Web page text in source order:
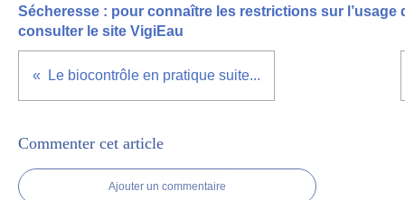
Sécheresse : pour connaître les restrictions sur l’usage
consulter le site VigiEau
Le biocontrôle en pratique suite...
Commenter cet article
Ajouter un commentaire